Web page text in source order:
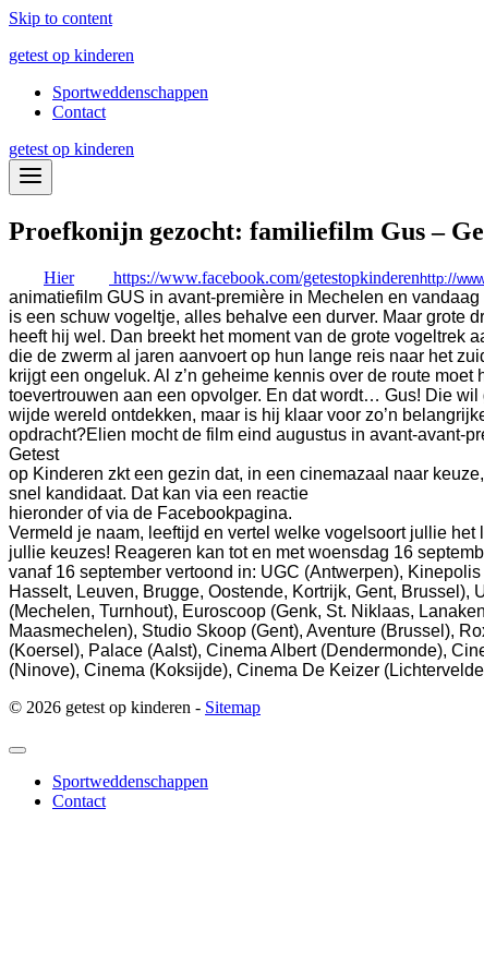
Skip to content
getest op kinderen
Sportweddenschappen
Contact
getest op kinderen
Proefkonijn gezocht: familiefilm Gus –
Hier https://www.facebook.com/getestopkinderen http://
animatiefilm GUS in avant-première in Mechelen en
is een schuw vogeltje, alles behalve een durver. Maar grote
heeft hij wel. Dan breekt het moment van de grote vogeltrek
die de zwerm al jaren aanvoert op hun lange reis naar het
krijgt een ongeluk. Al z’n geheime kennis over de route moet
toevertrouwen aan een opvolger. En dat wordt… Gus! Die wil
wijde wereld ontdekken, maar is hij klaar voor zo’n
opdracht?Elien mocht de film eind augustus in avant-avant-
Getest
op Kinderen zkt een gezin dat, in een cinemazaal naar
snel kandidaat. Dat kan via een reactie
hieronder of via de Facebookpagina.
Vermeld je naam, leeftijd en vertel welke vogelsoort jullie
jullie keuzes! Reageren kan tot en met woensdag 16
vanaf 16 september vertoond in: UGC (Antwerpen),
Hasselt, Leuven, Brugge, Oostende, Kortrijk, Gent, Brussel),
(Mechelen, Turnhout), Euroscoop (Genk, St. Niklaas,
Maasmechelen), Studio Skoop (Gent), Aventure (Brussel),
(Koersel), Palace (Aalst), Cinema Albert (Dendermonde),
(Ninove), Cinema (Koksijde), Cinema De Keizer
© 2026 getest op kinderen - Sitemap
Sportweddenschappen
Contact